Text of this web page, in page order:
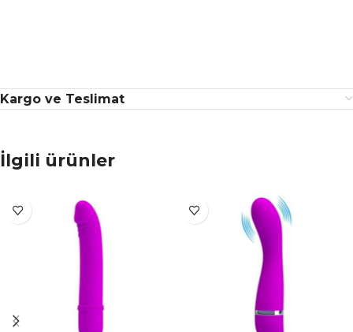
Kargo ve Teslimat
İlgili ürünler